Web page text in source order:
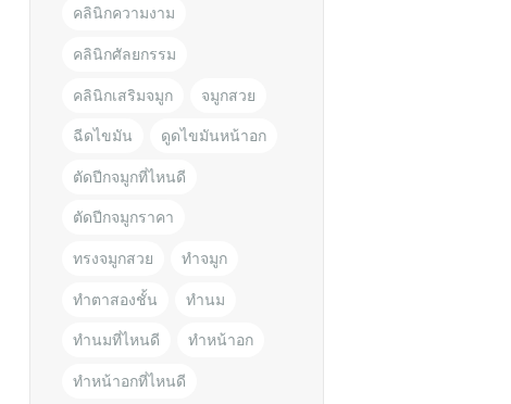
คลินิกความงาม
คลินิกศัลยกรรม
คลินิกเสริมจมูก จมูกสวย
ฉีดไขมัน ดูดไขมันหน้าอก
ตัดปีกจมูกที่ไหนดี
ตัดปีกจมูกราคา
ทรงจมูกสวย ทำจมูก
ทำตาสองชั้น ทำนม
ทำนมที่ไหนดี ทำหน้าอก
ทำหน้าอกที่ไหนดี